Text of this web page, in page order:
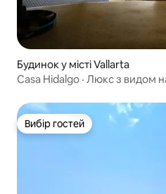
Будинок у місті Vallarta
Casa Hidalgo · Люкс з видом
Вибір гостей
Вибір гостей